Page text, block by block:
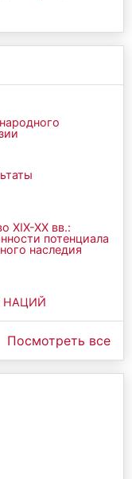
ХIХ-ХХ вв.:
потенциала
наследия
НАЦИЙ
Посмотреть все